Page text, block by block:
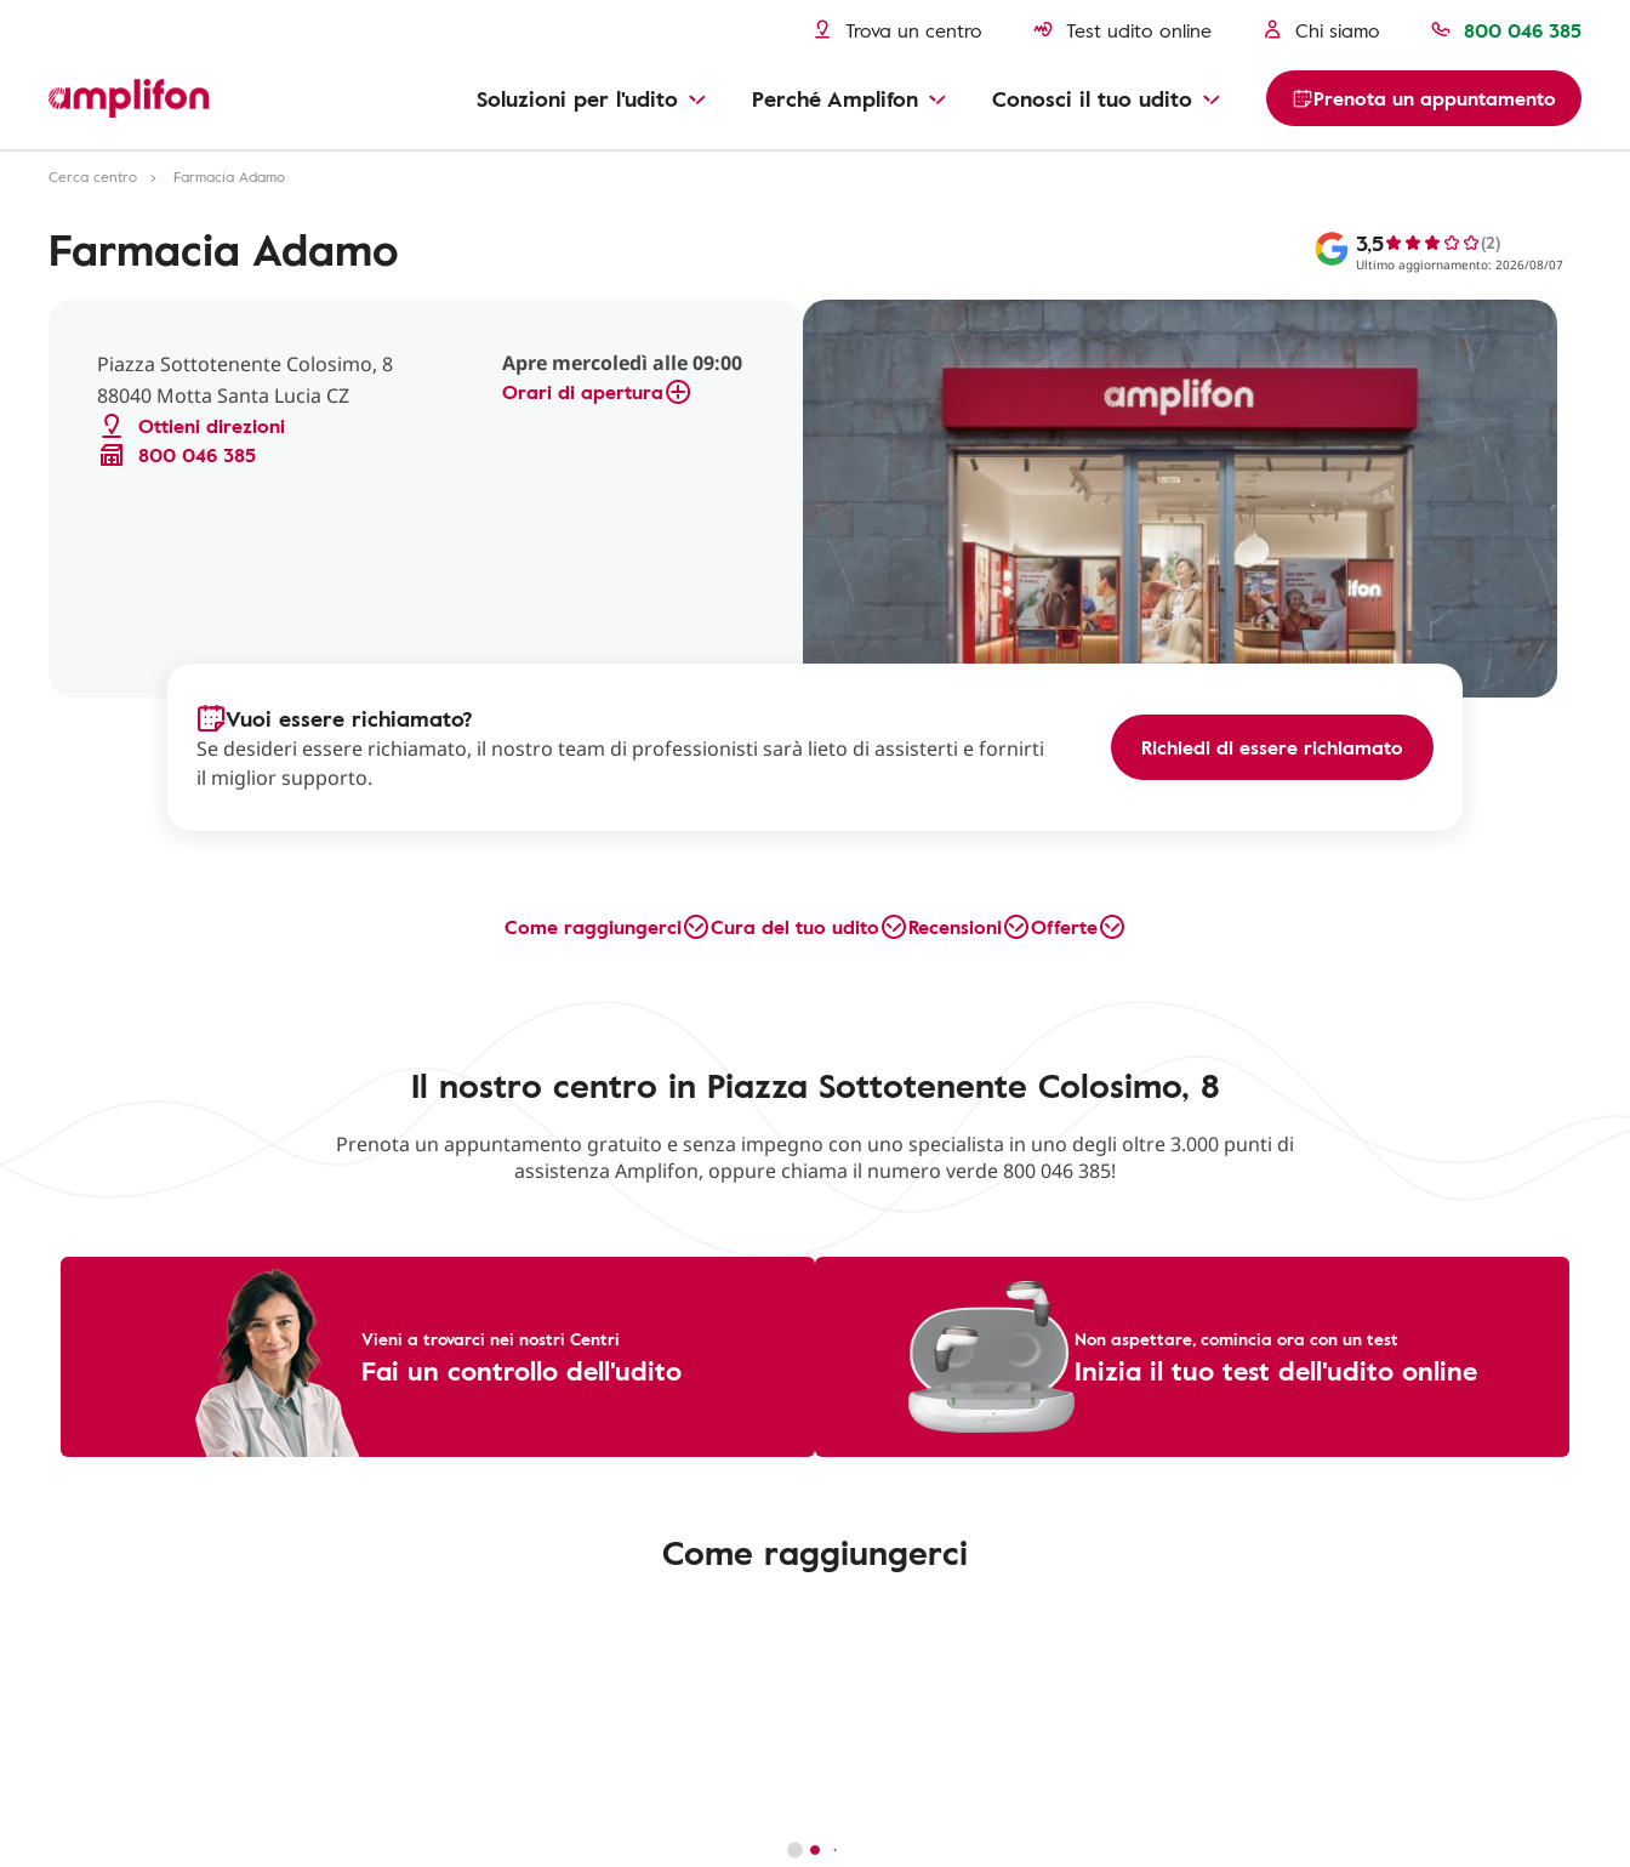
Trova un centro Test udito online Chi siamo 800 046 385
Soluzioni per l'udito Perché Amplifon Conosci il tuo udito Prenota un appuntamento
Cerca centro Farmacia Adamo
Farmacia Adamo 3,5 (2)
Ultimo aggiornamento: 2026/08/07
Piazza Sottotenente Colosimo, 8
88040 Motta Santa Lucia CZ
Ottieni direzioni
800 046 385
Apre mercoledì alle 09:00
Orari di apertura
Vuoi essere richiamato?
Se desideri essere richiamato, il nostro team di professionisti sarà lieto di assisterti e fornirti
il miglior supporto.
Richiedi di essere richiamato
Come raggiungerci Cura del tuo udito Recensioni Offerte
Il nostro centro in Piazza Sottotenente Colosimo, 8
Prenota un appuntamento gratuito e senza impegno con uno specialista in uno degli oltre 3.000 punti di
assistenza Amplifon, oppure chiama il numero verde 800 046 385!
Vieni a trovarci nei nostri Centri
Fai un controllo dell'udito
Non aspettare, comincia ora con un test
Inizia il tuo test dell'udito online
Come raggiungerci